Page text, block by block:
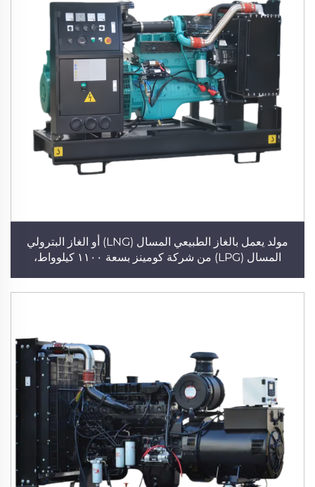
مولد يعمل بالغاز الطبيعي المسال (LNG) أو الغاز البترولي
المسال (LPG) من شركة كومينز بسعة ١١٠٠ كيلوواط،